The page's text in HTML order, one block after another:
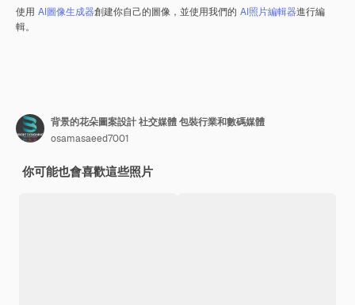
使用 AI圖像生成器創建你自己的圖像，並使用我們的 AI照片編輯器進行編
輯。
背景的花朵圖案設計 社交媒體 包裝行業和數碼媒體
osamasaeed7001
你可能也會喜歡這些照片